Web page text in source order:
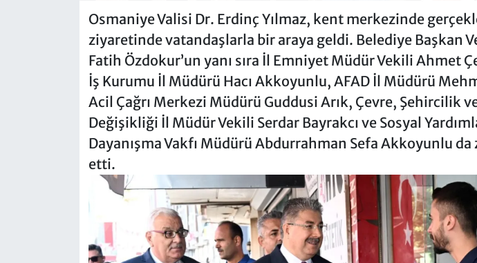
Osmaniye Valisi Dr. Erdinç Yılmaz, kent merkezinde
ziyaretinde vatandaşlarla bir araya geldi. Belediye Başkan
Fatih Özdokur’un yanı sıra İl Emniyet Müdür Vekili Ahmet
İş Kurumu İl Müdürü Hacı Akkoyunlu, AFAD İl Müdürü
Acil Çağrı Merkezi Müdürü Guddusi Arık, Çevre, Şehircilik
Değişikliği İl Müdür Vekili Serdar Bayrakcı ve Sosyal
Dayanışma Vakfı Müdürü Abdurrahman Sefa Akkoyunlu
etti.